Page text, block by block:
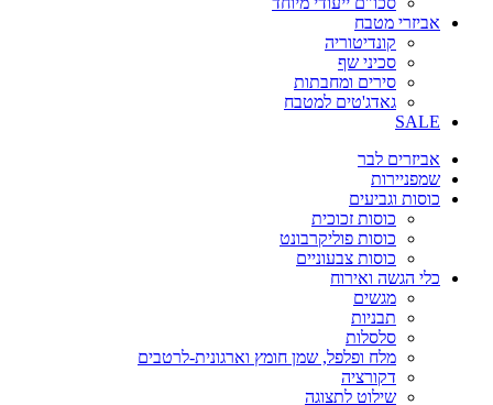
אביזרי מטבח
קונדיטוריה
סכיני שף
סירים ומחבתות
גאדג'טים למטבח
SALE
אביזרים לבר
שמפניירות
כוסות וגביעים
כוסות זכוכית
כוסות פוליקרבונט
כוסות צבעוניים
כלי הגשה ואירוח
מגשים
תבניות
סלסלות
מלח ופלפל, שמן חומץ וארגונית-לרטבים
דקורציה
שילוט לתצוגה